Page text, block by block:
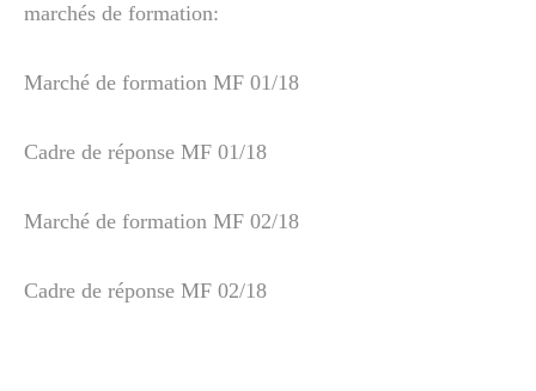
marchés de formation:
Marché de formation MF 01/18
Cadre de réponse MF 01/18
Marché de formation MF 02/18
Cadre de réponse MF 02/18